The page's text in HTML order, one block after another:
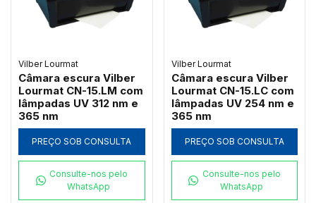
Vilber Lourmat
Câmara escura Vilber
Lourmat CN-15.LM com
lâmpadas UV 312 nm e
365 nm
PREÇO SOB CONSULTA
Consulte-nos pelo
WhatsApp
Vilber Lourmat
Câmara escura Vilber
Lourmat CN-15.LC com
lâmpadas UV 254 nm e
365 nm
PREÇO SOB CONSULTA
Consulte-nos pelo
WhatsApp